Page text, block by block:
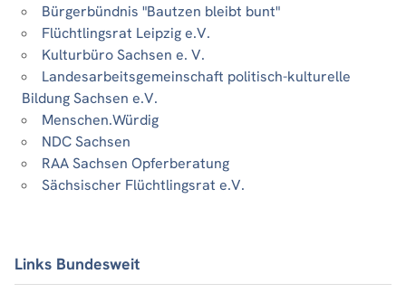
Bürgerbündnis "Bautzen bleibt bunt"
Flüchtlingsrat Leipzig e.V.
Kulturbüro Sachsen e. V.
Landesarbeitsgemeinschaft politisch-kulturelle
Bildung Sachsen e.V.
Menschen.Würdig
NDC Sachsen
RAA Sachsen Opferberatung
Sächsischer Flüchtlingsrat e.V.
Links Bundesweit